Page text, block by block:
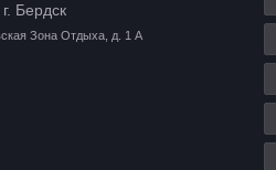
г. Бердск
Зона Отдыха, д. 1 А